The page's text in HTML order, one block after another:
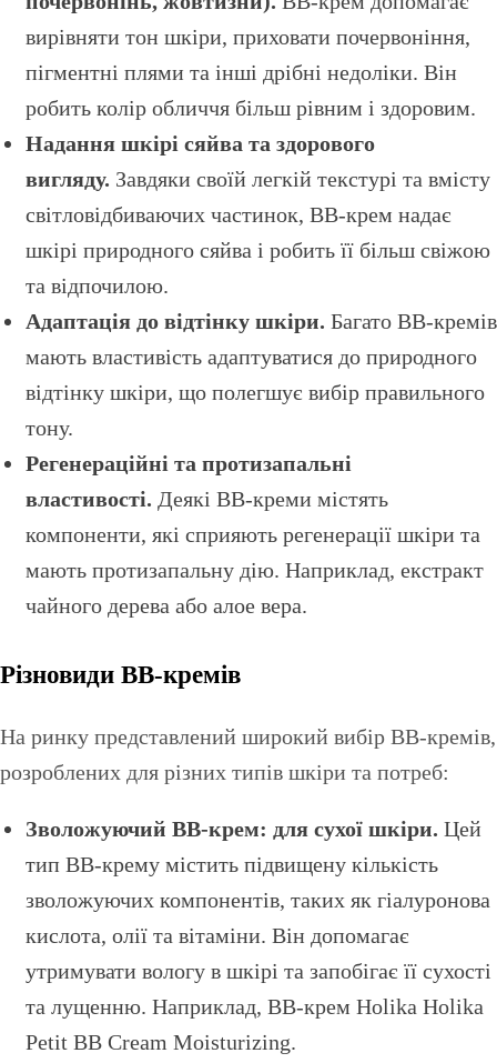
вирівняти тон шкіри, приховати почервоніння,
пігментні плями та інші дрібні недоліки. Він
робить колір обличчя більш рівним і здоровим.
Надання шкірі сяйва та здорового
вигляду. Завдяки своїй легкій текстурі та вмісту
світловідбиваючих частинок, BB-крем надає
шкірі природного сяйва і робить її більш свіжою
та відпочилою.
Адаптація до відтінку шкіри. Багато BB-кремів
мають властивість адаптуватися до природного
відтінку шкіри, що полегшує вибір правильного
тону.
Регенераційні та протизапальні
властивості. Деякі BB-креми містять
компоненти, які сприяють регенерації шкіри та
мають протизапальну дію. Наприклад, екстракт
чайного дерева або алое вера.
Різновиди BB-кремів
На ринку представлений широкий вибір BB-кремів,
розроблених для різних типів шкіри та потреб:
Зволожуючий BB-крем: для сухої шкіри. Цей
тип BB-крему містить підвищену кількість
зволожуючих компонентів, таких як гіалуронова
кислота, олії та вітаміни. Він допомагає
утримувати вологу в шкірі та запобігає її сухості
та лущенню. Наприклад, BB-крем Holika Holika
Petit BB Cream Moisturizing.